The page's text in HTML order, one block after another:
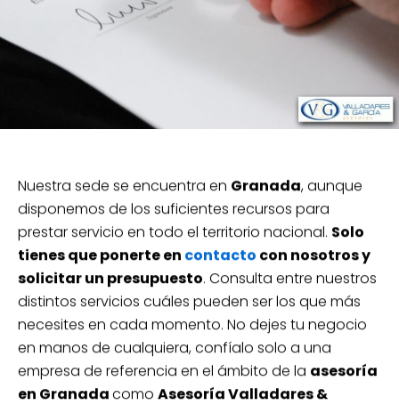
Nuestra sede se encuentra en Granada, aunque
disponemos de los suficientes recursos para
prestar servicio en todo el territorio nacional. Solo
tienes que ponerte en contacto con nosotros y
solicitar un presupuesto. Consulta entre nuestros
distintos servicios cuáles pueden ser los que más
necesites en cada momento. No dejes tu negocio
en manos de cualquiera, confíalo solo a una
empresa de referencia en el ámbito de la asesoría
en Granadacomo Asesoría Valladares &